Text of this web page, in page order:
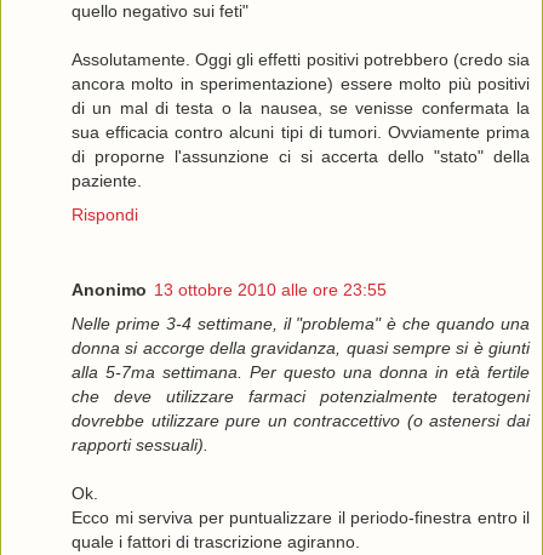
quello negativo sui feti"
Assolutamente. Oggi gli effetti positivi potrebbero (credo sia
ancora molto in sperimentazione) essere molto più positivi
di un mal di testa o la nausea, se venisse confermata la
sua efficacia contro alcuni tipi di tumori. Ovviamente prima
di proporne l'assunzione ci si accerta dello "stato" della
paziente.
Rispondi
Anonimo 13 ottobre 2010 alle ore 23:55
Nelle prime 3-4 settimane, il "problema" è che quando una
donna si accorge della gravidanza, quasi sempre si è giunti
alla 5-7ma settimana. Per questo una donna in età fertile
che deve utilizzare farmaci potenzialmente teratogeni
dovrebbe utilizzare pure un contraccettivo (o astenersi dai
rapporti sessuali).
Ok.
Ecco mi serviva per puntualizzare il periodo-finestra entro il
quale i fattori di trascrizione agiranno.